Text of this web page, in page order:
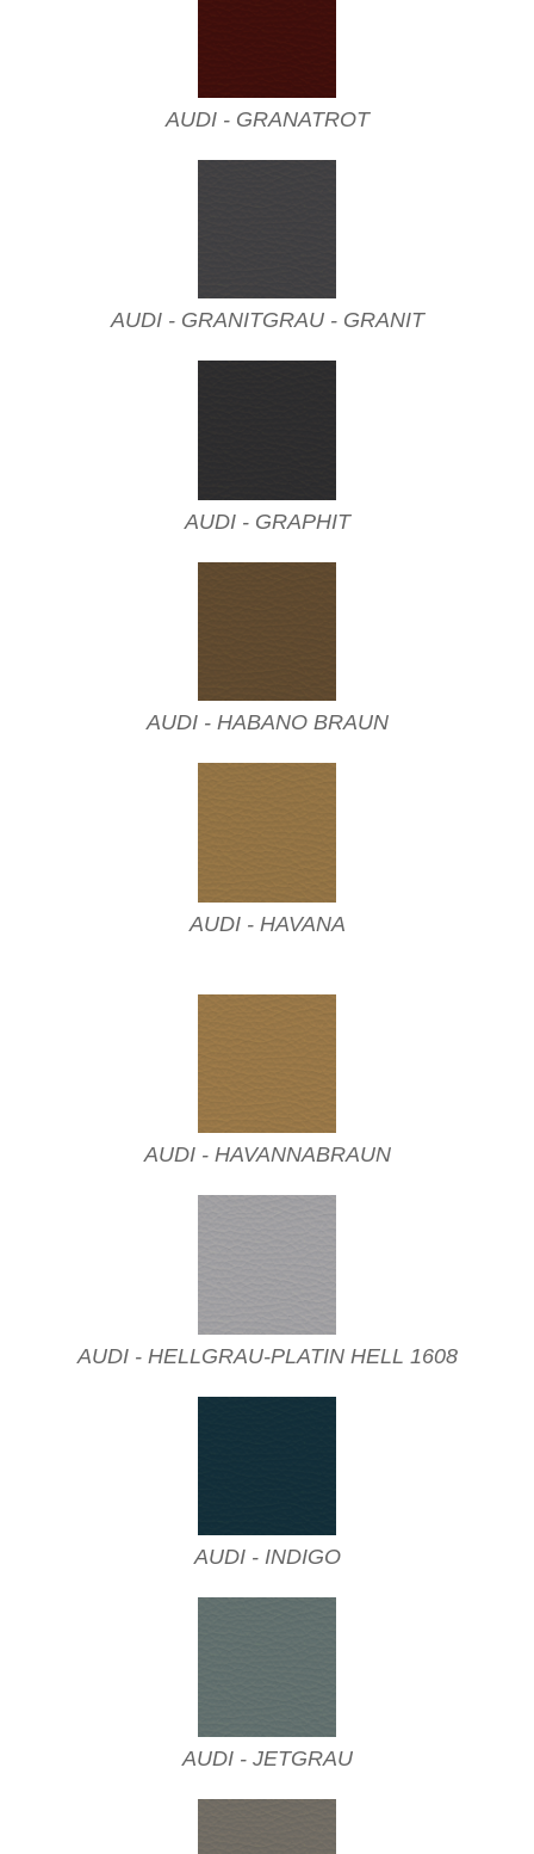
AUDI - GRANATROT
AUDI - GRANITGRAU - GRANIT
AUDI - GRAPHIT
AUDI - HABANO BRAUN
AUDI - HAVANA
AUDI - HAVANNABRAUN
AUDI - HELLGRAU-PLATIN HELL 1608
AUDI - INDIGO
AUDI - JETGRAU